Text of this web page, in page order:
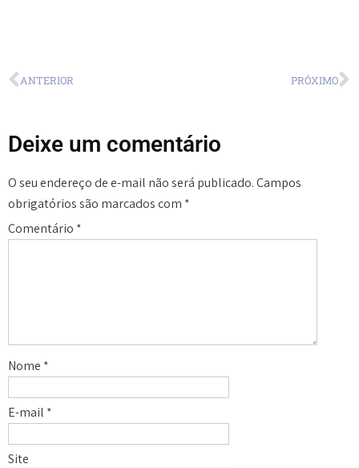
ANTERIOR PRÓXIMO
Deixe um comentário
O seu endereço de e-mail não será publicado.Campos
obrigatórios são marcados com *
Comentário *
Nome *
E-mail *
Site